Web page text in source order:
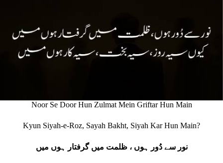
Noor Se Door Hun Zulmat Mein Griftar Hun Main
Kyun Siyah-e-Roz, Sayah Bakht, Siyah Kar Hun Main?
نور سے دُور ہوں ، ظلمت میں گرفتار ہوں میں